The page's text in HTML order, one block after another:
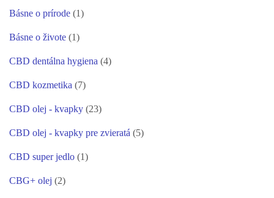
Básne o prírode (1)
Básne o živote (1)
CBD dentálna hygiena (4)
CBD kozmetika (7)
CBD olej - kvapky (23)
CBD olej - kvapky pre zvieratá (5)
CBD super jedlo (1)
CBG+ olej (2)